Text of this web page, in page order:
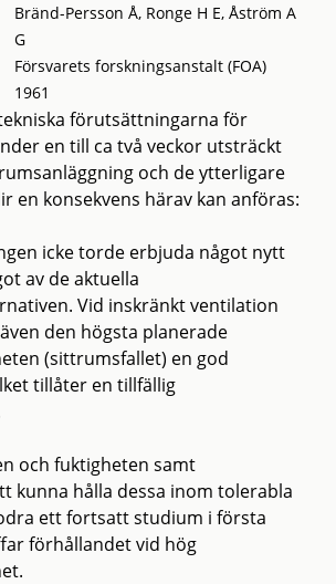
Bränd-Persson Å, Ronge H E, Åström A
G
Försvarets forskningsanstalt (FOA)
1961
förutsättningarna för
en till ca två veckor utsträckt
och de ytterligare
en konsekvens härav kan anföras:
icke torde erbjuda något nytt
av de aktuella
Vid inskränkt ventilation
den högsta planerade
(sittrumsfallet) en god
tillåter en tillfällig
och fuktigheten samt
kunna hålla dessa inom tolerabla
ett fortsatt studium i första
förhållandet vid hög